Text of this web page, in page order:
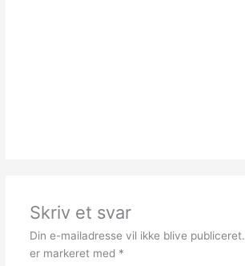
Skriv et svar
Din e-mailadresse vil ikke blive publiceret.
er markeret med *